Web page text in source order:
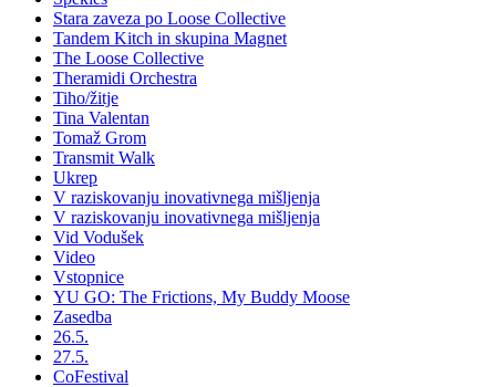
Stara zaveza po Loose Collective
Tandem Kitch in skupina Magnet
The Loose Collective
Theramidi Orchestra
Tiho/žitje
Tina Valentan
Tomaž Grom
Transmit Walk
Ukrep
V raziskovanju inovativnega mišljenja
V raziskovanju inovativnega mišljenja
Vid Vodušek
Video
Vstopnice
YU GO: The Frictions, My Buddy Moose
Zasedba
26.5.
27.5.
CoFestival